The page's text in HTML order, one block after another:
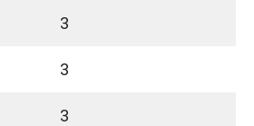
3
3
3